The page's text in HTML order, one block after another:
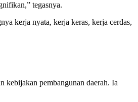
tegasnya.
kerja nyata, kerja keras, kerja cerdas,
kebijakan pembangunan daerah. Ia